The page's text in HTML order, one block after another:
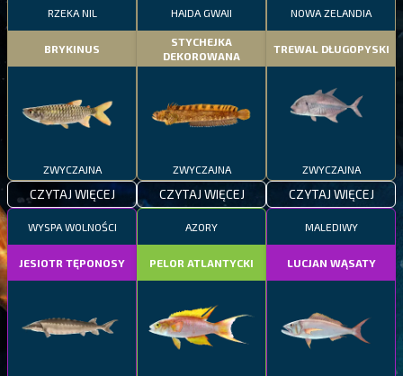
RZEKA NIL
BRYKINUS
ZWYCZAJNA
CZYTAJ WIĘCEJ
HAIDA GWAII
STYCHEJKA
DEKOROWANA
ZWYCZAJNA
CZYTAJ WIĘCEJ
NOWA ZELANDIA
TREWAL DŁUGOPYSKI
ZWYCZAJNA
CZYTAJ WIĘCEJ
WYSPA WOLNOŚCI
JESIOTR TĘPONOSY
AZORY
PELOR ATLANTYCKI
MALEDIWY
LUCJAN WĄSATY